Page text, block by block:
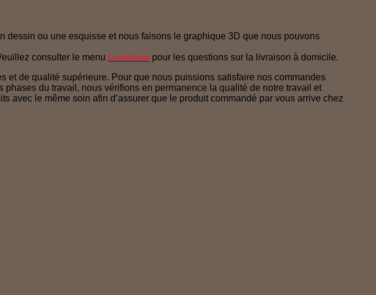
ou une esquisse et nous faisons le graphique 3D que nous pouvons
consulter le menu Livraison pour les questions sur la livraison à domicile.
et de qualité supérieure. Pour que nous puissions satisfaire nos commandes
du travail, nous vérifions en permanence la qualité de notre travail et
avec le même soin afin d’assurer que le produit commandé par vous arrive chez